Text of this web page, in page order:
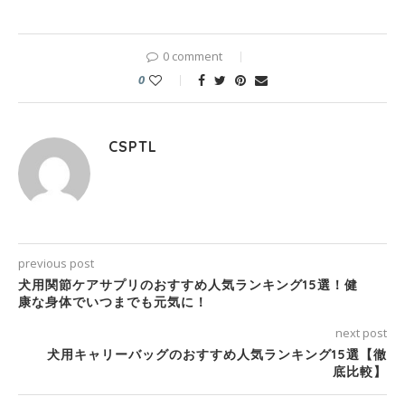
0 comment
0
CSPTL
previous post
犬用関節ケアサプリのおすすめ人気ランキング15選！健
康な身体でいつまでも元気に！
next post
犬用キャリーバッグのおすすめ人気ランキング15選【徹
底比較】